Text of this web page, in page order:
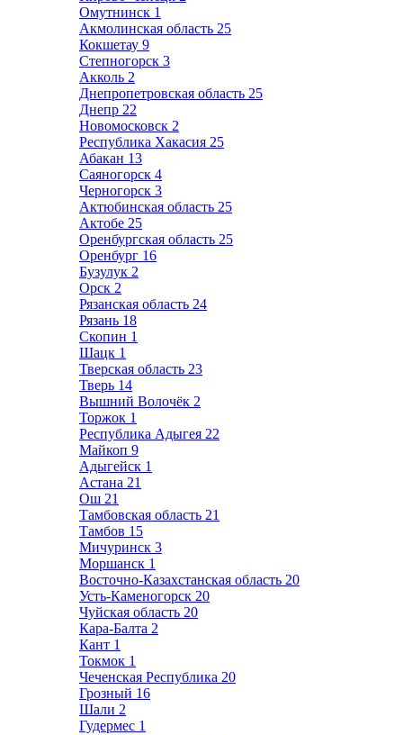
Омутнинск 1
Акмолинская область 25
Кокшетау 9
Степногорск 3
Акколь 2
Днепропетровская область 25
Днепр 22
Новомосковск 2
Республика Хакасия 25
Абакан 13
Саяногорск 4
Черногорск 3
Актюбинская область 25
Актобе 25
Оренбургская область 25
Оренбург 16
Бузулук 2
Орск 2
Рязанская область 24
Рязань 18
Скопин 1
Шацк 1
Тверская область 23
Тверь 14
Вышний Волочёк 2
Торжок 1
Республика Адыгея 22
Майкоп 9
Адыгейск 1
Астана 21
Ош 21
Тамбовская область 21
Тамбов 15
Мичуринск 3
Моршанск 1
Восточно-Казахстанская область 20
Усть-Каменогорск 20
Чуйская область 20
Кара-Балта 2
Кант 1
Токмок 1
Чеченская Республика 20
Грозный 16
Шали 2
Гудермес 1